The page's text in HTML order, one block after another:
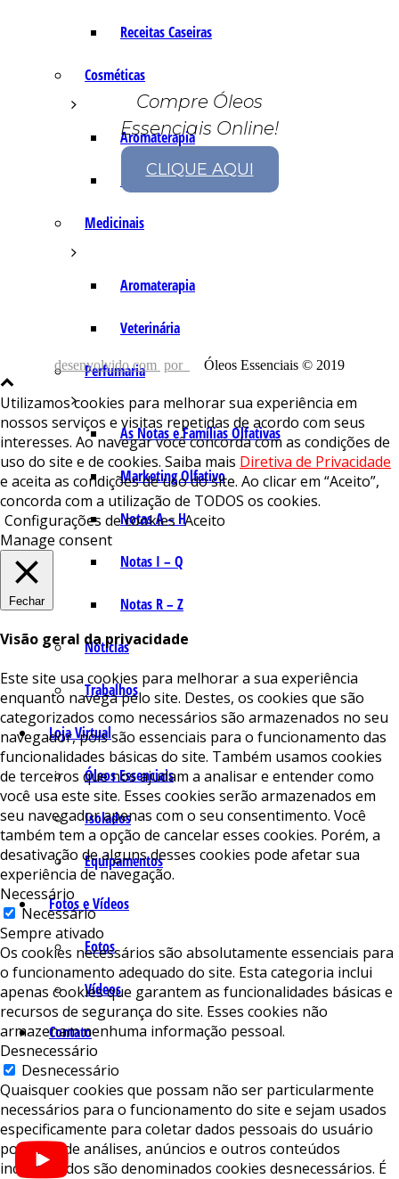
Receitas Caseiras
Cosméticas
Aromaterapia
Fórmulas Caseiras
Medicinais
Aromaterapia
Veterinária
Perfumaria
As Notas e Famílias Olfativas
Marketing Olfativo
Notas A – H
Notas I – Q
Notas R – Z
Notícias
Trabalhos
Loja Virtual
Óleos Essenciais
Isolados
Equipamentos
Fotos e Vídeos
Fotos
Vídeos
Contato
Compre Óleos
Essenciais Online!
CLIQUE AQUI
desenvolvido com por Óleos Essenciais © 2019
Utilizamos cookies para melhorar sua experiência em
nossos serviços e visitas repetidas de acordo com seus
interesses. Ao navegar você concorda com as condições de
uso do site e de cookies. Saiba mais Diretiva de Privacidade
e aceita as condições de uso do site. Ao clicar em “Aceito”,
concorda com a utilização de TODOS os cookies.
Configurações de cookies Aceito
Manage consent
Fechar
Visão geral da privacidade
Este site usa cookies para melhorar a sua experiência
enquanto navega pelo site. Destes, os cookies que são
categorizados como necessários são armazenados no seu
navegador, pois são essenciais para o funcionamento das
funcionalidades básicas do site. Também usamos cookies
de terceiros que nos ajudam a analisar e entender como
você usa este site. Esses cookies serão armazenados em
seu navegador apenas com o seu consentimento. Você
também tem a opção de cancelar esses cookies. Porém, a
desativação de alguns desses cookies pode afetar sua
experiência de navegação.
Necessário
Necessário
Sempre ativado
Os cookies necessários são absolutamente essenciais para
o funcionamento adequado do site. Esta categoria inclui
apenas cookies que garantem as funcionalidades básicas e
recursos de segurança do site. Esses cookies não
armazenam nenhuma informação pessoal.
Desnecessário
Desnecessário
Quaisquer cookies que possam não ser particularmente
necessários para o funcionamento do site e sejam usados ​​
especificamente para coletar dados pessoais do usuário
por meio de análises, anúncios e outros conteúdos
incorporados são denominados cookies desnecessários. É